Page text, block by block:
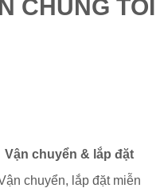
CHÚNG TÔI
Vận chuyển & lắp đặt
chuyển, lắp đặt miễn